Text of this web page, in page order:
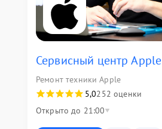
Сервисный центр Apple
Ремонт техники Apple
5,0252 оценки
Открыто до 21:00